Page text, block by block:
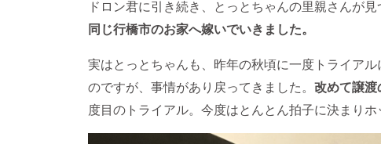
ドロン君に引き続き、とっとちゃんの里親さんが
同じ行橋市のお家へ嫁いでいきました。
実はとっとちゃんも、昨年の秋頃に一度トライア
のですが、事情があり戻ってきました。 改めて譲渡
度目のトライアル。今度はとんとん拍子に決まりホ